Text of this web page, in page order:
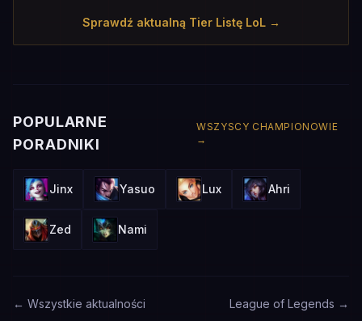
Sprawdź aktualną Tier Listę LoL →
POPULARNE
PORADNIKI
WSZYSCY CHAMPIONOWIE
→
Jinx Yasuo Lux Ahri
Zed Nami
← Wszystkie aktualności League of Legends →